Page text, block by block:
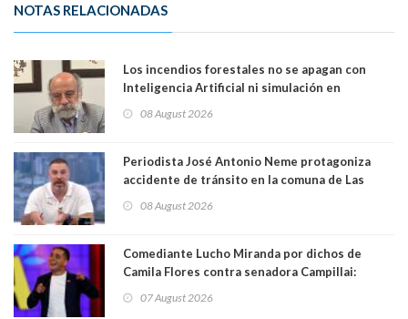
NOTAS RELACIONADAS
Los incendios forestales no se apagan con
Inteligencia Artificial ni simulación en
Magister en Asentamientos Humanos PUC
08 August 2026
Periodista José Antonio Neme protagoniza
accidente de tránsito en la comuna de Las
08 August 2026
Comediante Lucho Miranda por dichos de
Camila Flores contra senadora Campillai:
forma de quitar dignidad"
07 August 2026